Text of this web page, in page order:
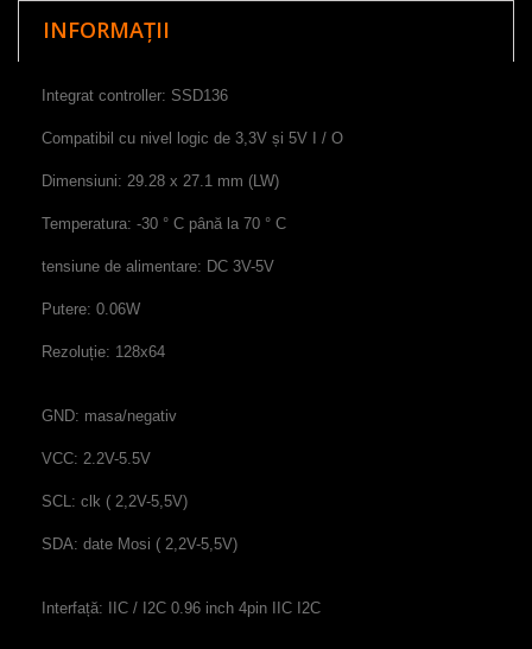
INFORMAȚII
Integrat controller: SSD136
Compatibil cu nivel logic de 3,3V și 5V / O
Dimensiuni: 29.28 x 27.1 mm ( LW)
Temperatura: -30 ° C până la 70 ° C
tensiune de alimentare: DC 3V-5V
Putere: 0.06W
Rezoluție: 128x64
GND: masa/negativ
VCC: 2.2V-5.5V
SCL : clk ( 2,2V-5,5V)
SDA: date Mosi ( 2,2V-5,5V)
Interfață: IIC / I2C 0.96 inch 4pin IIC I2C